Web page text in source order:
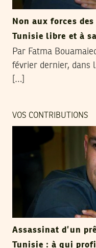
Non aux forces
Tunisie libre et à
Par Fatma
février dernier, dans
[…]
VOS CONTRIBUTIONS
Assassinat d’un
Tunisie : à qui